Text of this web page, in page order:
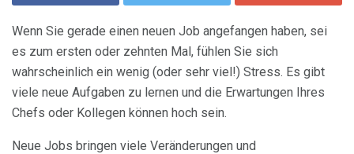
Wenn Sie gerade einen neuen Job angefangen haben, sei
es zum ersten oder zehnten Mal, fühlen Sie sich
wahrscheinlich ein wenig (oder sehr viel!) Stress. Es gibt
viele neue Aufgaben zu lernen und die Erwartungen Ihres
Chefs oder Kollegen können hoch sein.
Neue Jobs bringen viele Veränderungen und